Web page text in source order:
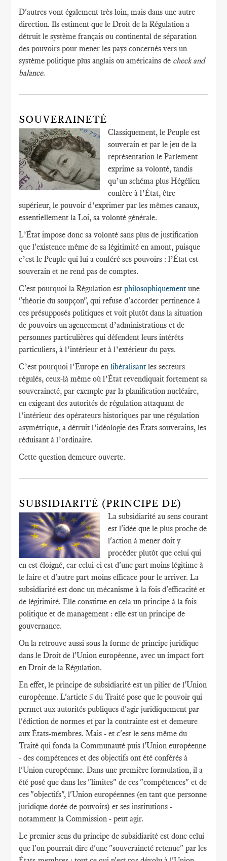
D'autres vont également très loin, mais dans une autre
direction. Ils estiment que le Droit de la Régulation a
détruit le système français ou continental de séparation
des pouvoirs pour mener les pays concernés vers un
système politique plus anglais ou américains de check and
balance.
SOUVERAINETÉ
Classiquement, le Peuple est
souverain et par le jeu de la
représentation le Parlement
exprime sa volonté, tandis
qu’un schéma plus Hégélien
confère à l’État, être
supérieur, le pouvoir d’exprimer par les mêmes canaux,
essentiellement la Loi, sa volonté générale.
L’État impose donc sa volonté sans plus de justification
que l'existence même de sa légitimité en amont, puisque
c’est le Peuple qui lui a conféré ses pouvoirs : l’État est
souverain et ne rend pas de comptes.
C'est pourquoi la Régulation estphilosophiquementune
"théorie du soupçon", qui refuse d'accorder pertinence à
ces présupposés politiques et voit plutôt dans la situation
de pouvoirs un agencement d’administrations et de
personnes particulières qui défendent leurs intérêts
particuliers, à l’intérieur et à l’extérieur du pays.
C’est pourquoi l’Europe enlibéralisantles secteurs
régulés, ceux-là même où l’État revendiquait fortement sa
souveraineté, par exemple par la planification nucléaire,
en exigeant des autorités de régulation attaquant de
l’intérieur des opérateurs historiques par une régulation
asymétrique, a détruit l’idéologie des États souverains, les
réduisant à l’ordinaire.
Cette question demeure ouverte.
SUBSIDIARITÉ (PRINCIPE DE)
La subsidiarité au sens courant
est l'idée que le plus proche de
l'action à mener doit y
procéder plutôt que celui qui
en est éloigné, car celui-ci est d'une part moins légitime à
le faire et d'autre part moins efficace pour le arriver. La
subsidiarité est donc un mécanisme à la fois d'efficacité et
de légitimité. Elle constitue en cela un principe à la fois
politique et de management : elle est un principe de
gouvernance.
On la retrouve aussi sous la forme de principe juridique
dans le Droit de l'Union européenne, avec un impact fort
en Droit de la Régulation.
En effet, le principe de subsidiarité est un pilier de l'Union
européenne. L'article 5 du Traité pose que le pouvoir qui
permet aux autorités publiques d'agir juridiquement par
l'édiction de normes et par la contrainte est et demeure
aux États-membres. Mais - et c'est le sens même du
Traité qui fonda la Communauté puis l'Union européenne
- des compétences et des objectifs ont été conférés à
l'Union européenne. Dans une première formulation, il a
été posé que dans les "limites" de ces "compétences" et de
ces "objectifs", l'Union européennes (en tant que personne
juridique dotée de pouvoirs) et ses institutions -
notamment la Commission - peut agir.
Le premier sens du principe de subsidiarité est donc celui
que l'on pourrait dire d'une "souveraineté retenue" par les